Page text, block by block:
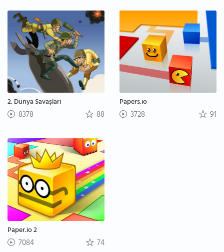
2. Dünya Savaşları
8378 88
Papers.io
3728 91
Paper.io 2
7084 74